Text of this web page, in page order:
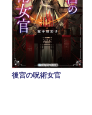
後宮の呪術女官